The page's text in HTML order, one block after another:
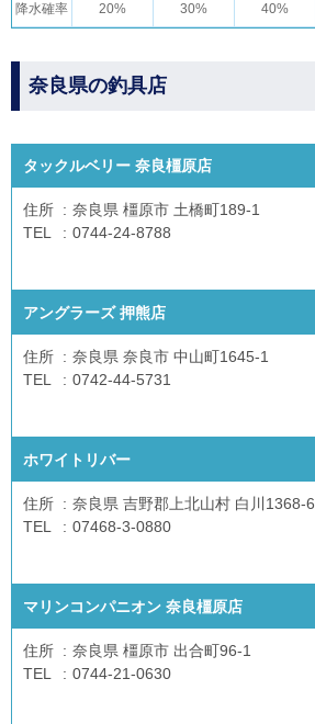
降水確率 20% 30% 40%
奈良県の釣具店
タックルベリー 奈良橿原店
住所
奈良県 橿原市 土橋町189-1
TEL
0744-24-8788
アングラーズ 押熊店
住所
奈良県 奈良市 中山町1645-1
TEL
0742-44-5731
ホワイトリバー
住所
奈良県 吉野郡上北山村 白川1368-6
TEL
07468-3-0880
マリンコンパニオン 奈良橿原店
住所
奈良県 橿原市 出合町96-1
TEL
0744-21-0630